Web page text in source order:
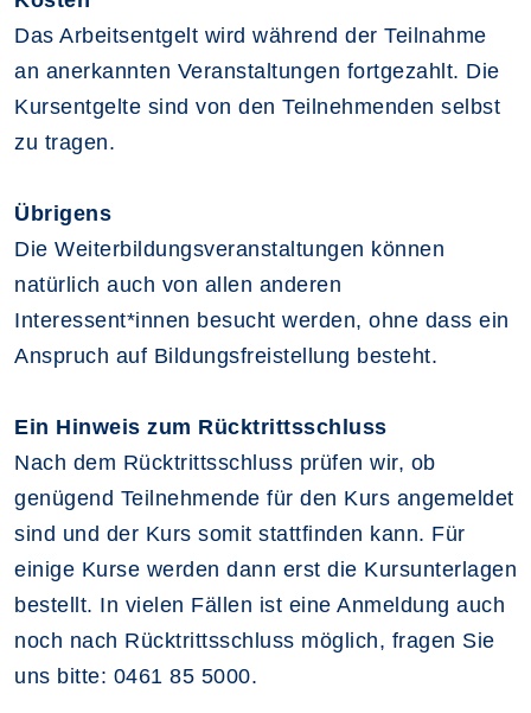
Das Arbeitsentgelt wird während der Teilnahme
an anerkannten Veranstaltungen fortgezahlt. Die
Kursentgelte sind von den Teilnehmenden selbst
zu tragen.
Übrigens
Die Weiterbildungsveranstaltungen können
natürlich auch von allen anderen
Interessent*innen besucht werden, ohne dass ein
Anspruch auf Bildungsfreistellung besteht.
Ein Hinweis zum Rücktrittsschluss
Nach dem Rücktrittsschluss prüfen wir, ob
genügend Teilnehmende für den Kurs angemeldet
sind und der Kurs somit stattfinden kann. Für
einige Kurse werden dann erst die Kursunterlagen
bestellt. In vielen Fällen ist eine Anmeldung auch
noch nach Rücktrittsschluss möglich, fragen Sie
uns bitte: 0461 85 5000.